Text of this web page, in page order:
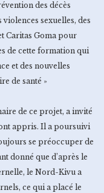
des décès
sexuelles, des
Caritas Goma pour
de cette formation qui
et des nouvelles
de santé »
de ce projet, a invité
appris. Il a poursuivi
se préoccuper de
donné que d’après le
le Nord-Kivu a
ce qui a placé le